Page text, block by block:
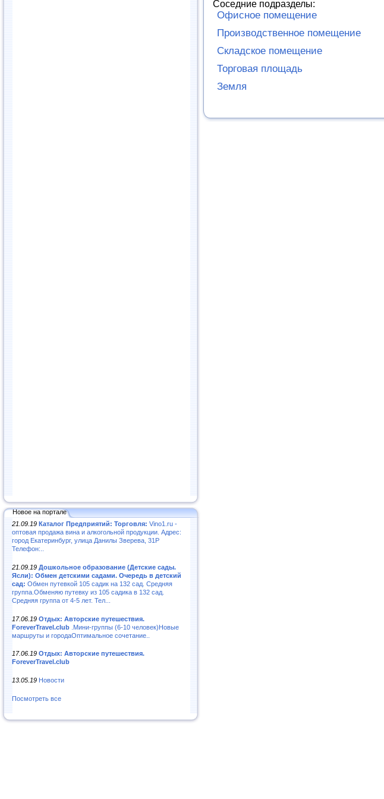
Новое на портале
21.09.19 Каталог Предприятий: Торговля: Vino1.ru -
оптовая продажа вина и алкогольной продукции. Адрес:
город Екатеринбург, улица Данилы Зверева, 31Р
Телефон:..
21.09.19 Дошкольное образование (Детские сады.
Ясли): Обмен детскими садами. Очередь в детский
сад: Обмен путевкой 105 садик на 132 сад. Средняя
группа.Обменяю путевку из 105 садика в 132 сад.
Средняя группа от 4-5 лет. Тел...
17.06.19 Отдых: Авторские путешествия.
ForeverTravel.club .Мини-группы (6-10 человек)Новые
маршруты и городаОптимальное сочетание..
17.06.19 Отдых: Авторские путешествия.
ForeverTravel.club
13.05.19 Новости
Посмотреть все
Соседние подразделы:
Офисное помещение
Производственное помещение
Складское помещение
Торговая площадь
Земля